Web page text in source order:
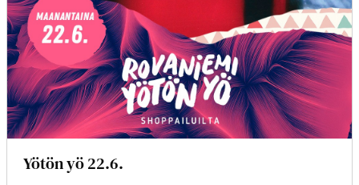
Yötön yö 22.6.